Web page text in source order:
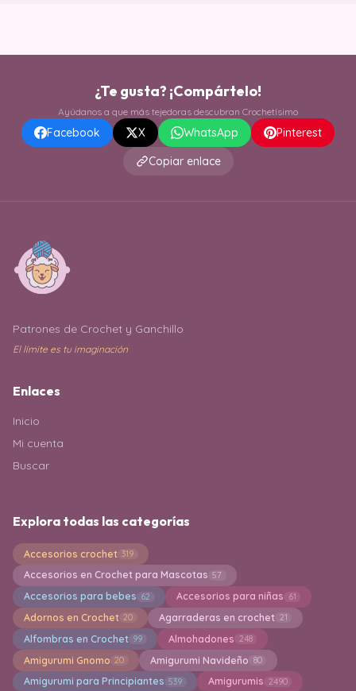
¿Te gusta? ¡Compártelo!
Ayúdanos a que más tejedoras descubran Crochetísimo
Facebook X WhatsApp
Pinterest
Copiar enlace
Patrones de Crochet y Ganchillo
El límite es tu imaginación
Enlaces
Inicio
Mi cuenta
Buscar
Explora todas las categorías
Accesorios crochet 319
Accesorios en Crochet para Mascotas 57
Accesorios para bebes 62 Accesorios para niñas 61
Adornos en Crochet 20 Agarraderas en crochet 21
Alfombras en Crochet 99 Almohadones 248
Amigurumi Gnomo 20 Amigurumi Navideño 80
Amigurumi para Principiantes 539 Amigurumis 2490